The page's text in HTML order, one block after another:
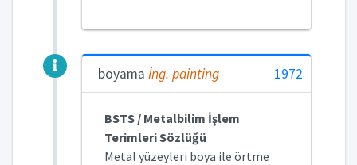
boyama İng. painting 1972
BSTS / Metalbilim İşlem
Terimleri Sözlüğü
Metal yüzeyleri boya ile örtme